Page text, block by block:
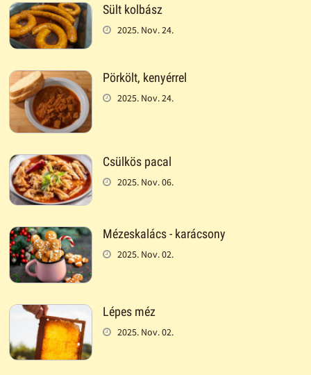
Sült kolbász
2025. Nov. 24.
Pörkölt, kenyérrel
2025. Nov. 24.
Csülkös pacal
2025. Nov. 06.
Mézeskalács - karácsony
2025. Nov. 02.
Lépes méz
2025. Nov. 02.